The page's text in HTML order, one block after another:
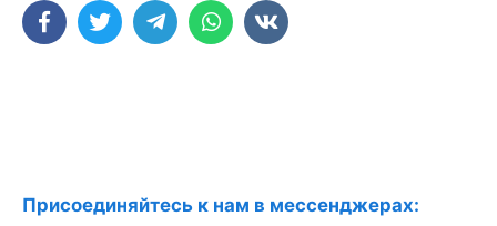
Присоединяйтесь к нам в мессенджерах: